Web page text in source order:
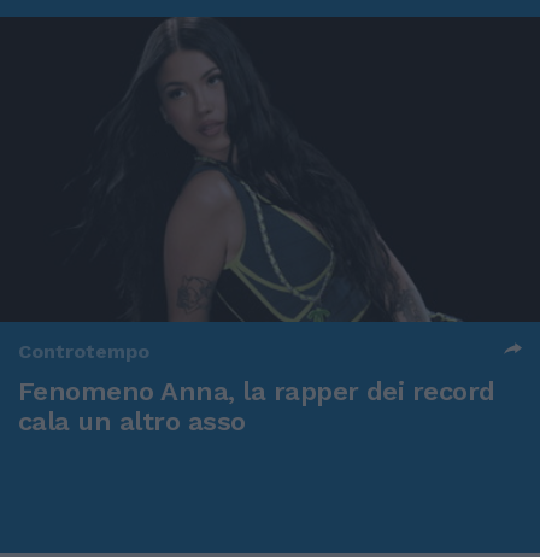
Controtempo
Fenomeno Anna, la rapper dei record
cala un altro asso